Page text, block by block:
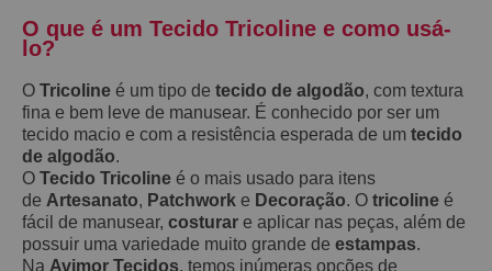
O que é um Tecido Tricoline e como usá-
lo?
O Tricoline é um tipo de tecido de algodão, com textura
fina e bem leve de manusear. É conhecido por ser um
tecido macio e com a resistência esperada de um tecido
de algodão.
O Tecido Tricoline é o mais usado para itens
de Artesanato, Patchwork e Decoração. O tricoline é
fácil de manusear, costurar e aplicar nas peças, além de
possuir uma variedade muito grande de estampas.
Na Avimor Tecidos, temos inúmeras opções de